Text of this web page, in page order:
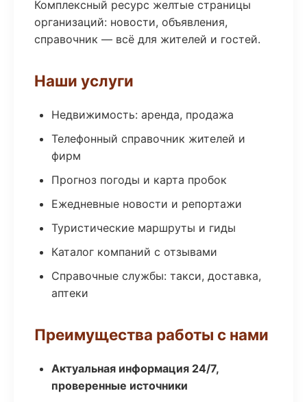
Комплексный ресурс желтые страницы
организаций: новости, объявления,
справочник — всё для жителей и гостей.
Наши услуги
Недвижимость: аренда, продажа
Телефонный справочник жителей и
фирм
Прогноз погоды и карта пробок
Ежедневные новости и репортажи
Туристические маршруты и гиды
Каталог компаний с отзывами
Справочные службы: такси, доставка,
аптеки
Преимущества работы с нами
Актуальная информация 24/7,
проверенные источники